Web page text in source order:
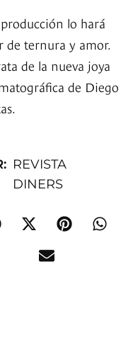
producción lo hará
de ternura y amor.
de la nueva joya
de Diego
REVISTA
DINERS